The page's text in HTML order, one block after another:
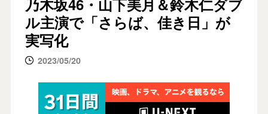
乃木坂46・山下美月＆鈴木仁ダブ
ル主演で「さらば、佳き日」が
実写化
2023/05/20